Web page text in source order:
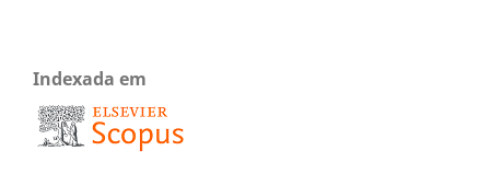
Indexada em